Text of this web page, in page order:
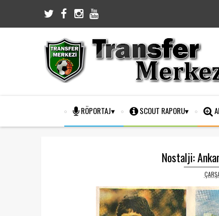
RÖPORTAJ SCOUT RAPORU
Nostalji: